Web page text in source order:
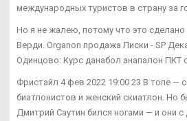
международных туристов в страну за
Но я не жалею, потому что это
Верди. Organon продажа Лиски - SP
Одинцово: Курс данабол анапалон ПКТ
Фристайл 4 фев 2022 19:00 23 В топе —
биатлонистов и женский скиатлон. Но
Дмитрий Саутин бился ногами — и они